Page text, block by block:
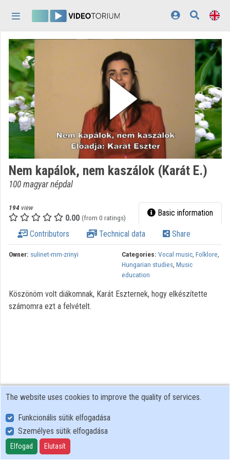
Home
Log In
Discovery
Categories
Playlists
Organizations
Contributors
Nem kapálok, nem kaszálok (Karát E.)
100 magyar népdal
194 view
0.00 (from 0 ratings) Basic information
Contributors Technical data Share
Owner: sulinet-mm-zrinyi Categories: Vocal music, Folklore,
Hungarian studies, Music
education
Köszönöm volt diákomnak, Karát Eszternek, hogy elkészítette
számomra ezt a felvételt.
User Policy
Adatkezelési tájékoztató (en)
Cookie Policy
The website uses cookies to improve the quality of services.
Funkcionális sütik elfogadása
Személyes sütik elfogadása
Elfogad Elutasít